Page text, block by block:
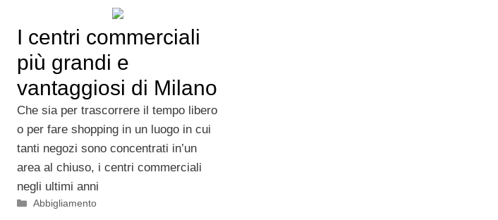
I centri commerciali
più grandi e
vantaggiosi di Milano
Che sia per trascorrere il tempo libero
o per fare shopping in un luogo in cui
tanti negozi sono concentrati in’un
area al chiuso, i centri commerciali
negli ultimi anni
Categorie
Abbigliamento